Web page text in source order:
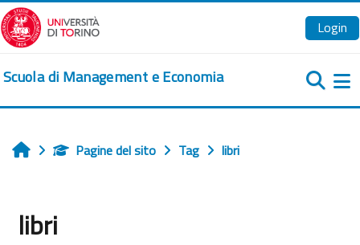
Vai al contenuto principale
Login
Scuola di Management e Economia
HomePagine del sito Tag libri
libri